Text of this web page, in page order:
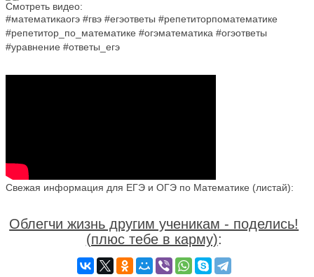
Смотреть видео:
#математикаогэ #гвэ #егэответы #репетиторпоматематике
#репетитор_по_математике #огэматематика #огэответы
#уравнение #ответы_егэ
Свежая информация для ЕГЭ и ОГЭ по Математике (листай):
Облегчи жизнь другим ученикам - поделись!
(плюс тебе в карму):